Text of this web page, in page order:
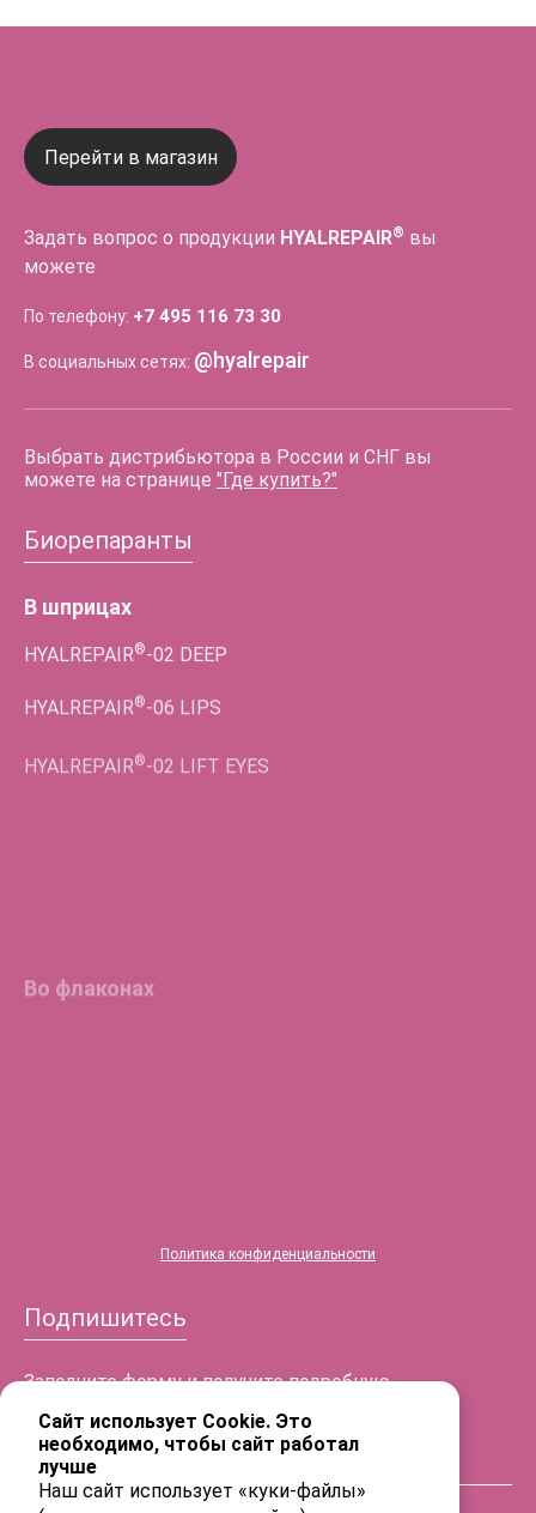
Перейти в магазин
Задать вопрос о продукции HYALREPAIR® вы
можете
По телефону: +7 495 116 73 30
В социальных сетях: @hyalrepair
Выбрать дистрибьютора в России и СНГ вы
можете на странице "Где купить?"
Биорепаранты
В шприцах
HYALREPAIR®-02 DEEP
HYALREPAIR®-06 LIPS
HYALREPAIR®-05
Политика конфиденциальности
Подпишитесь
Заполните форму и получите подробную
информацию!
ФИО
Сайт использует Cookie. Это
необходимо, чтобы сайт работал
лучше
Наш сайт использует «куки-файлы»